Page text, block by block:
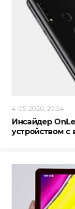
4-05-2020, 20:54
Инсайдер
устройством